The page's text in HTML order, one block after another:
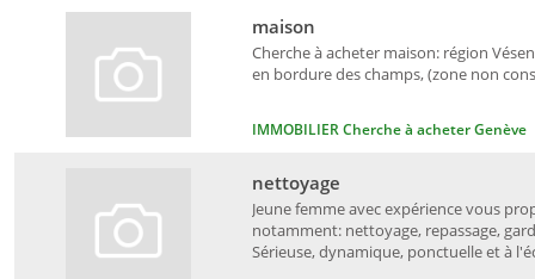
IMMOBILIER Cherche à acheter Genève
Cherche à acheter maison: région
en bordure des champs, (zone non
maison
Jeune femme avec expérience vous
notamment: nettoyage, repassage,
Sérieuse, dynamique, ponctuelle et à
nettoyage